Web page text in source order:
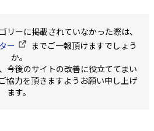
リーに掲載されていなかった際は、
ー
までご一報頂けますでしょう
か。
今後のサイトの改善に役立ててまい
協力を頂きますようお願い申し上げ
ます。